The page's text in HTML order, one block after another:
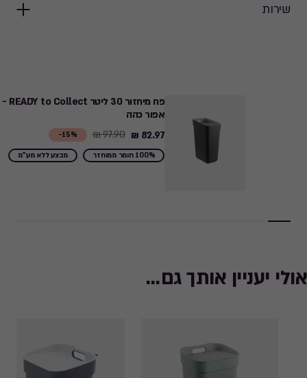
שירות
פח מיחזור 30 ליטר READY to Collect -
אפור כהה
15%-
Price
from
82.97 ₪
97.90 ₪
100% חומר ממוחזר מבצע ללא מע"מ
אולי יעניין אותך גם...